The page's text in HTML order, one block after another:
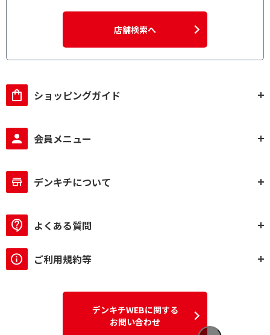
店舗検索へ
ショッピングガイド
会員メニュー
デンキチについて
よくある質問
ご利用規約等
デンキチWEBに関する
お問い合わせ